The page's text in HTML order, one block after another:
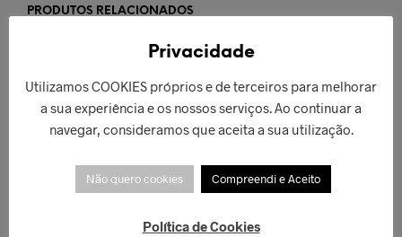
PRODUTOS RELACIONADOS
42,00
LER MAIS
Privacidade
Utilizamos COOKIES próprios e de terceiros para melhorar
a sua experiência e os nossos serviços. Ao continuar a
navegar, consideramos que aceita a sua utilização.
Não quero cookies Compreendi e Aceito
Política de Cookies